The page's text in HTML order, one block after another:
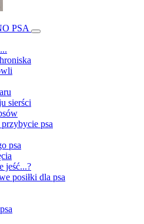
PSA
sierści
psa
psa
jeść...?
posiłki dla psa